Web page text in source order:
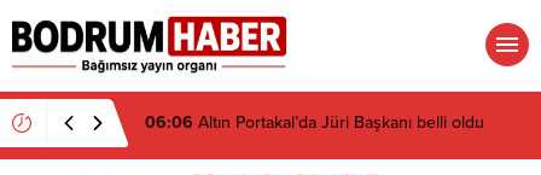
06:05 Antalya’da zirve Rusların: 7 ayda rekor